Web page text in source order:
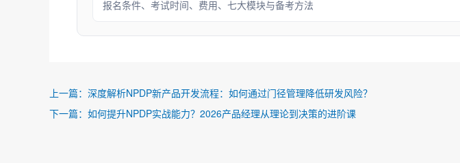
报名条件、考试时间、费用、七大模块与备考方法
上一篇： 深度解析NPDP新产品开发流程：如何通过门径管理降低研发风险？
下一篇： 如何提升NPDP实战能力？2026产品经理从理论到决策的进阶课